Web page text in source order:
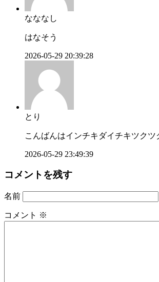
なななし
はなそう
2026-05-29 20:39:28
とり
こんばんはインチキダイチキツクツ
2026-05-29 23:49:39
コメントを残す
名前
コメント ※